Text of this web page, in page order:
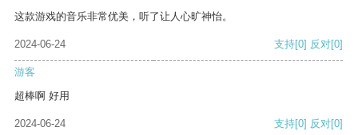
这款游戏的音乐非常优美，听了让人心旷神怡。
2024-06-24 支持[0] 反对[0]
游客
超棒啊 好用
2024-06-24 支持[0] 反对[0]